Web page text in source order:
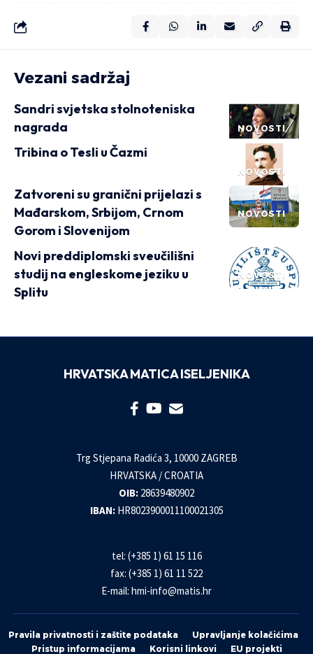
Vezani sadržaj
NOVOSTI
Sandri svjetska stolnoteniska
nagrada
NOVOSTI
Tribina o Tesli u Čazmi
NOVOSTI
Zatvoreni su granični prijelazi s
Mađarskom, Srbijom, Crnom
Gorom i Slovenijom
NOVOSTI
Novi preddiplomski sveučilišni
studij na engleskome jeziku u
Splitu
HRVATSKA MATICA ISELJENIKA
Trg Stjepana Radića 3, 10000 ZAGREB
HRVATSKA / CROATIA
OIB: 28639480902
IBAN: HR8023900011100021305
tel: (+385 1) 61 15 116
fax: (+385 1) 61 11 522
E-mail: hmi-info@matis.hr
Pravila privatnosti i zaštite podataka
Upravljanje kolačićima
Pristup informacijama
Korisni linkovi EU projekti